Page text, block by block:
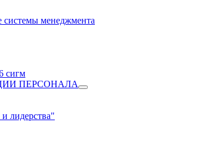
системы менеджмента
сигм
ПЕРСОНАЛА
лидерства"